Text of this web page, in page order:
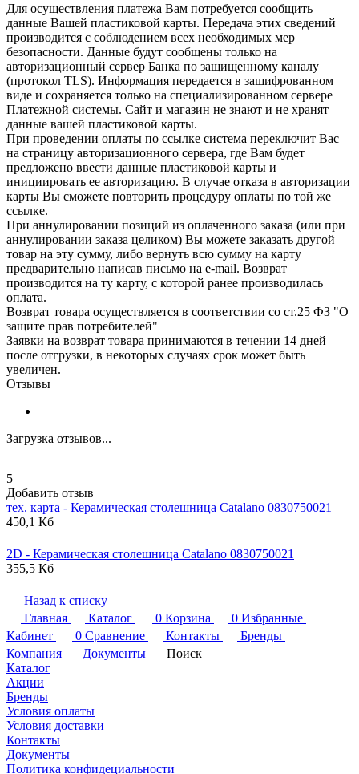
Для осуществления платежа Вам потребуется сообщить
данные Вашей пластиковой карты. Передача этих сведений
производится с соблюдением всех необходимых мер
безопасности. Данные будут сообщены только на
авторизационный сервер Банка по защищенному каналу
(протокол TLS). Информация передается в зашифрованном
виде и сохраняется только на специализированном сервере
Платежной системы. Сайт и магазин не знают и не хранят
данные вашей пластиковой карты.
При проведении оплаты по ссылке система переключит Вас
на страницу авторизационного сервера, где Вам будет
предложено ввести данные пластиковой карты и
инициировать ее авторизацию. В случае отказа в авторизации
карты Вы сможете повторить процедуру оплаты по той же
ссылке.
При аннулировании позиций из оплаченного заказа (или при
аннулировании заказа целиком) Вы можете заказать другой
товар на эту сумму, либо вернуть всю сумму на карту
предварительно написав письмо на e-mail. Возврат
производится на ту карту, с которой ранее производилась
оплата.
Возврат товара осуществляется в соответствии со ст.25 ФЗ "О
защите прав потребителей"
Заявки на возврат товара принимаются в течении 14 дней
после отгрузки, в некоторых случаях срок может быть
увеличен.
Отзывы
Загрузка отзывов...
5
Добавить отзыв
тех. карта - Керамическая столешница Catalano 0830750021
450,1 Кб
2D - Керамическая столешница Catalano 0830750021
355,5 Кб
Назад к списку
Главная
Каталог 0 Корзина 0 Избранные
Кабинет
0 Сравнение Контакты
Бренды
Компания
Документы
Поиск
Каталог
Акции
Бренды
Условия оплаты
Условия доставки
Контакты
Документы
Политика конфидециальности